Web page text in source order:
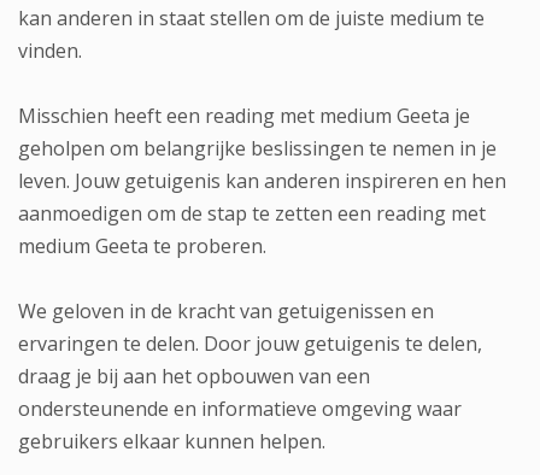
kan anderen in staat stellen om de juiste medium te
vinden.
Misschien heeft een reading met medium Geeta je
geholpen om belangrijke beslissingen te nemen in je
leven. Jouw getuigenis kan anderen inspireren en hen
aanmoedigen om de stap te zetten een reading met
medium Geeta te proberen.
We geloven in de kracht van getuigenissen en
ervaringen te delen. Door jouw getuigenis te delen,
draag je bij aan het opbouwen van een
ondersteunende en informatieve omgeving waar
gebruikers elkaar kunnen helpen.